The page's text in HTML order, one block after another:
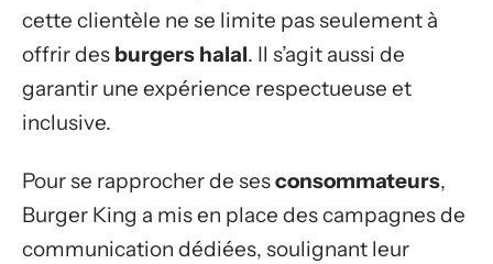
cette clientèle ne se limite pas seulement à
offrir des burgers halal. Il s’agit aussi de
garantir une expérience respectueuse et
inclusive.
Pour se rapprocher de sesconsommateurs,
Burger King a mis en place des campagnes de
communication dédiées, soulignant leur